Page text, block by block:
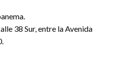
38 Sur, entre la Avenida